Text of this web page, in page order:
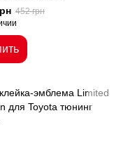
452 грн